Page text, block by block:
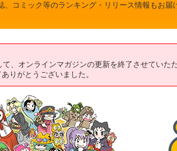
、コミック等のランキング・リリース情報もお届
、オンラインマガジンの更新を終了させていただ
りがとうございました。